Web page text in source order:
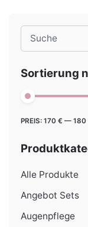
Search
for
Sortierung
Min.
Max.
PREIS: 170 € — 180
Alle Produkte
Angebot Sets
Augenpflege